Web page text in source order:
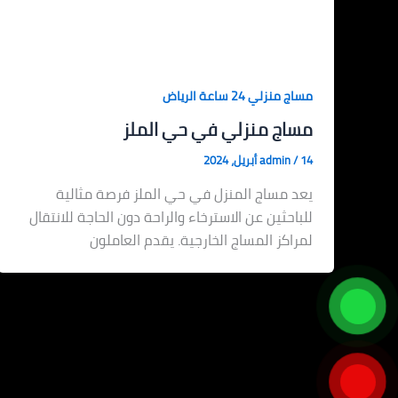
مساج منزلي 24 ساعة الرياض
مساج منزلي في حي الملز
admin/14 أبريل، 2024
يعد مساج المنزل في حي الملز فرصة مثالية
للباحثين عن الاسترخاء والراحة دون الحاجة للانتقال
لمراكز المساج الخارجية. يقدم العاملون